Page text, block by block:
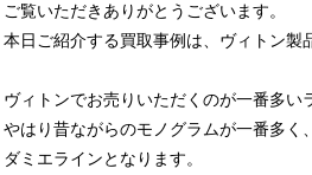
ご覧いただきありがとうございます。
本日ご紹介する買取事例は、ヴィトン製
ヴィトンでお売りいただくのが一番多い
やはり昔ながらのモノグラムが一番多く
ダミエラインとなります。